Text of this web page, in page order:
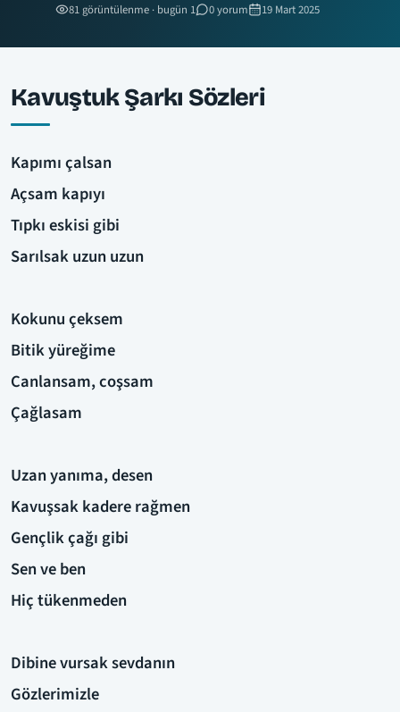
81 görüntülenme · bugün 1 0 yorum 19 Mart 2025
Kavuştuk Şarkı Sözleri
Kapımı çalsan
Açsam kapıyı
Tıpkı eskisi gibi
Sarılsak uzun uzun
Kokunu çeksem
Bitik yüreğime
Canlansam, coşsam
Çağlasam
Uzan yanıma, desen
Kavuşsak kadere rağmen
Gençlik çağı gibi
Sen ve ben
Hiç tükenmeden
Dibine vursak sevdanın
Gözlerimizle